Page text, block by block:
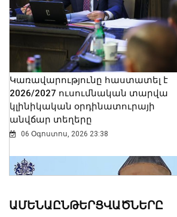
Կառավարությունը հաստատել է
2026/2027 ուսումնական տարվա
կլինիկական օրդինատուրայի
անվճար տեղերը
06 Օգոստոս, 2026 23:38
ԱՄԵՆԱԸՆԹԵՐՑՎԱԾՆԵՐԸ